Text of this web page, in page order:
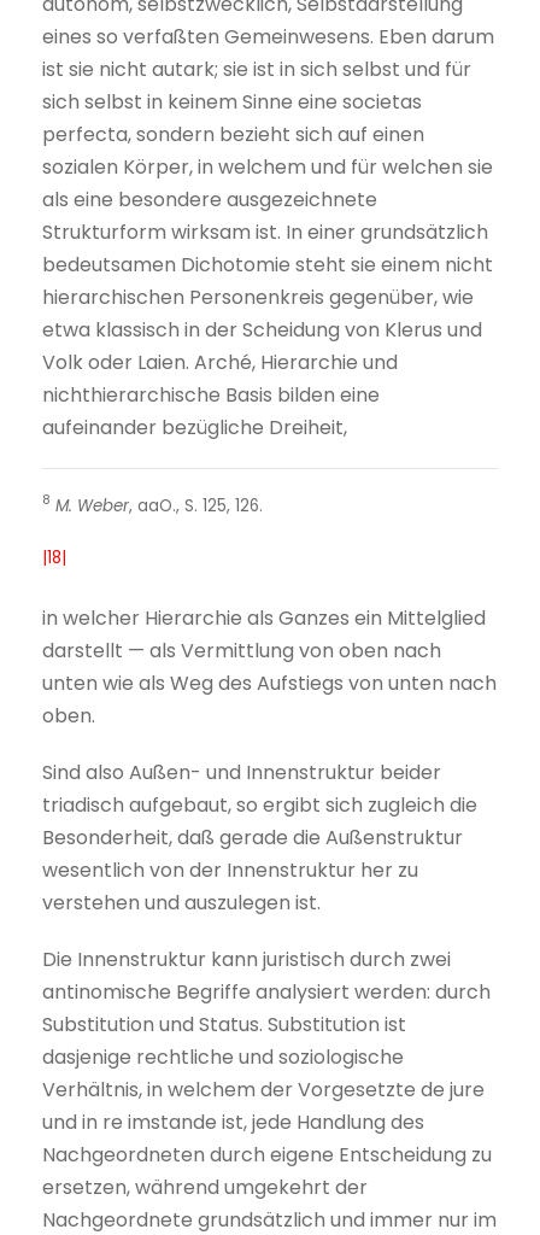
eines so verfaßten Gemeinwesens. Eben darum
ist sie nicht autark; sie ist in sich selbst und für
sich selbst in keinem Sinne eine societas
perfecta, sondern bezieht sich auf einen
sozialen Körper, in welchem und für welchen sie
als eine besondere ausgezeichnete
Strukturform wirksam ist. In einer grundsätzlich
bedeutsamen Dichotomie steht sie einem nicht
hierarchischen Personenkreis gegenüber, wie
etwa klassisch in der Scheidung von Klerus und
Volk oder Laien. Arché, Hierarchie und
nichthierarchische Basis bilden eine
aufeinander bezügliche Dreiheit,
8 M. Weber, aaO., S. 125, 126.
|18|
in welcher Hierarchie als Ganzes ein Mittelglied
darstellt — als Vermittlung von oben nach
unten wie als Weg des Aufstiegs von unten nach
oben.
Sind also Außen- und Innenstruktur beider
triadisch aufgebaut, so ergibt sich zugleich die
Besonderheit, daß gerade die Außenstruktur
wesentlich von der Innenstruktur her zu
verstehen und auszulegen ist.
Die Innenstruktur kann juristisch durch zwei
antinomische Begriffe analysiert werden: durch
Substitution und Status. Substitution ist
dasjenige rechtliche und soziologische
Verhältnis, in welchem der Vorgesetzte de jure
und in re imstande ist, jede Handlung des
Nachgeordneten durch eigene Entscheidung zu
ersetzen, während umgekehrt der
Nachgeordnete grundsätzlich und immer nur im